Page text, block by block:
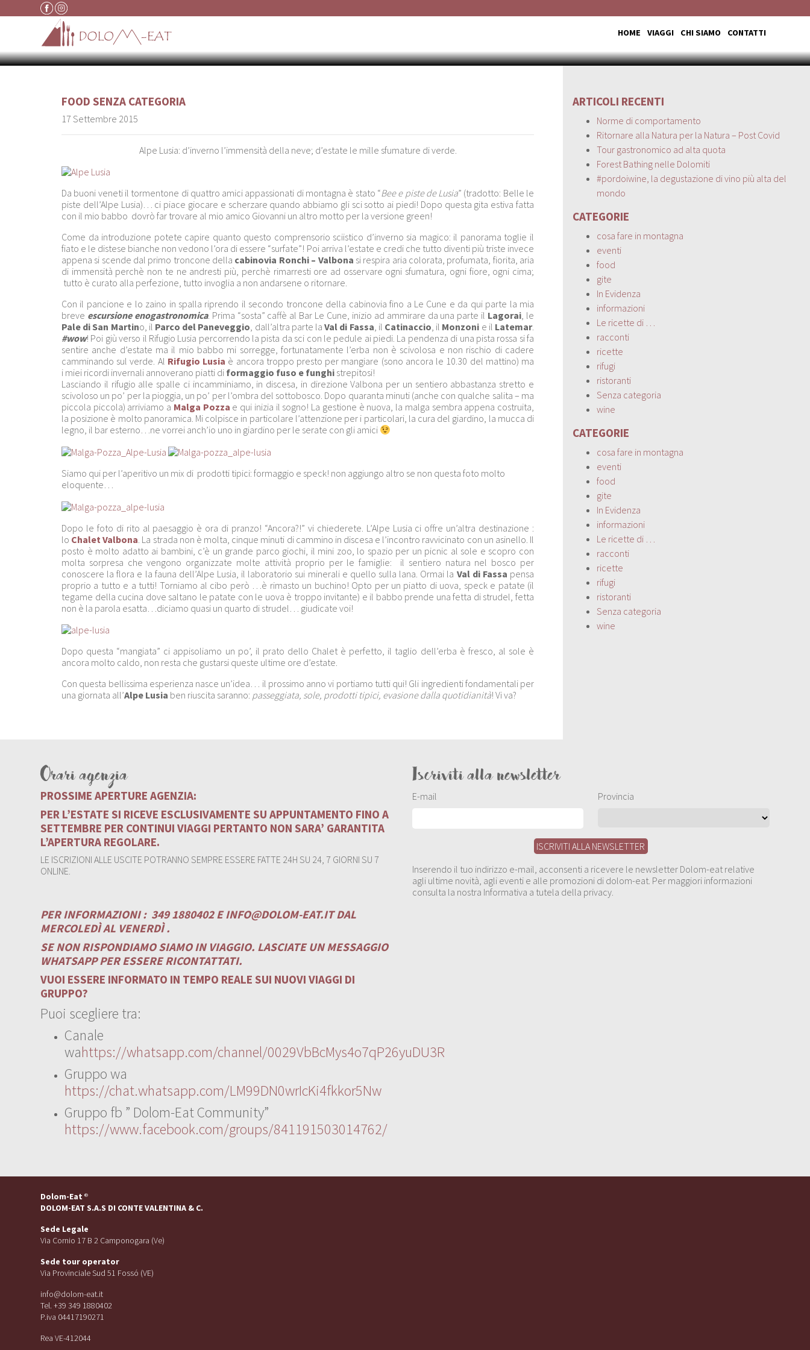
Vai al contenuto
HOME VIAGGI CHI SIAMO CONTATTI
FOOD SENZA CATEGORIA
17 Settembre 2015
Alpe Lusia: d’inverno l’immensità della neve; d’estate le mille sfumature di verde.
Da buoni veneti il tormentone di quattro amici appassionati di montagna è stato “Bee e piste de Lusia” (tradotto: Belle le
piste dell’Alpe Lusia)… ci piace giocare e scherzare quando abbiamo gli sci sotto ai piedi! Dopo questa gita estiva fatta
con il mio babbo dovrò far trovare al mio amico Giovanni un altro motto per la versione green!
Come da introduzione potete capire quanto questo comprensorio sciistico d’inverno sia magico: il panorama toglie il
fiato e le distese bianche non vedono l’ora di essere “surfate”! Poi arriva l’estate e credi che tutto diventi più triste invece
appena si scende dal primo troncone della cabinovia Ronchi – Valbona si respira aria colorata, profumata, fiorita, aria
di immensità perchè non te ne andresti più, perchè rimarresti ore ad osservare ogni sfumatura, ogni fiore, ogni cima;
tutto è curato alla perfezione, tutto invoglia a non andarsene o ritornare.
Con il pancione e lo zaino in spalla riprendo il secondo troncone della cabinovia fino a Le Cune e da qui parte la mia
breve escursione enogastronomica. Prima “sosta” caffè al Bar Le Cune, inizio ad ammirare da una parte il Lagorai, le
Pale di San Martino, il Parco del Paneveggio, dall’altra parte laVal di Fassa, il Catinaccio, il Monzoni e il Latemar.
#wow! Poi giù verso il Rifugio Lusia percorrendo la pista da sci con le pedule ai piedi. La pendenza di una pista rossa si fa
sentire anche d’estate ma il mio babbo mi sorregge, fortunatamente l’erba non è scivolosa e non rischio di cadere
camminando sul verde. Al Rifugio Lusia è ancora troppo presto per mangiare (sono ancora le 10.30 del mattino) ma
i miei ricordi invernali annoverano piatti di formaggio fuso e funghi strepitosi!
Lasciando il rifugio alle spalle ci incamminiamo, in discesa, in direzione Valbona per un sentiero abbastanza stretto e
scivoloso un po’ per la pioggia, un po’ per l’ombra del sottobosco. Dopo quaranta minuti (anche con qualche salita – ma
piccola piccola) arriviamo a Malga Pozza e qui inizia il sogno! La gestione è nuova, la malga sembra appena costruita,
la posizione è molto panoramica. Mi colpisce in particolare l’attenzione per i particolari, la cura del giardino, la mucca di
legno, il bar esterno…ne vorrei anch’io uno in giardino per le serate con gli amici
Siamo qui per l’aperitivo un mix di prodotti tipici: formaggio e speck! non aggiungo altro se non questa foto molto
eloquente…
Dopo le foto di rito al paesaggio è ora di pranzo! “Ancora?!” vi chiederete. L’Alpe Lusia ci offre un’altra destinazione :
lo Chalet Valbona . La strada non è molta, cinque minuti di cammino in discesa e l’incontro ravvicinato con un asinello. Il
posto è molto adatto ai bambini, c’è un grande parco giochi, il mini zoo, lo spazio per un picnic al sole e scopro con
molta sorpresa che vengono organizzate molte attività proprio per le famiglie: il sentiero natura nel bosco per
conoscere la flora e la fauna dell’Alpe Lusia, il laboratorio sui minerali e quello sulla lana. Ormai la Val di Fassa pensa
proprio a tutto e a tutti! Torniamo al cibo però …è rimasto un buchino! Opto per un piatto di uova, speck e patate (il
tegame della cucina dove saltano le patate con le uova è troppo invitante) e il babbo prende una fetta di strudel, fetta
non è la parola esatta…diciamo quasi un quarto di strudel… giudicate voi!
Dopo questa “mangiata” ci appisoliamo un po’, il prato dello Chalet è perfetto, il taglio dell’erba è fresco, al sole è
ancora molto caldo, non resta che gustarsi queste ultime ore d’estate.
Con questa bellissima esperienza nasce un’idea… il prossimo anno vi portiamo tutti qui! Gli ingredienti fondamentali per
una giornata all’Alpe Lusia ben riuscita saranno: passeggiata, sole, prodotti tipici, evasione dalla quotidianità! Vi va?
ARTICOLI RECENTI
Norme di comportamento
Ritornare alla Natura per la Natura – Post Covid
Tour gastronomico ad alta quota
Forest Bathing nelle Dolomiti
#pordoiwine, la degustazione di vino più alta del
mondo
CATEGORIE
cosa fare in montagna
eventi
food
gite
In Evidenza
informazioni
Le ricette di …
racconti
ricette
rifugi
ristoranti
Senza categoria
wine
CATEGORIE
cosa fare in montagna
eventi
food
gite
In Evidenza
informazioni
Le ricette di …
racconti
ricette
rifugi
ristoranti
Senza categoria
wine
Orari agenzia
PROSSIME APERTURE AGENZIA:
PER L’ESTATE SI RICEVE ESCLUSIVAMENTE SU APPUNTAMENTO FINO A
SETTEMBRE PER CONTINUI VIAGGI PERTANTO NON SARA’ GARANTITA
L’APERTURA REGOLARE.
LE ISCRIZIONI ALLE USCITE POTRANNO SEMPRE ESSERE FATTE 24H SU 24, 7 GIORNI SU 7
ONLINE.
PER INFORMAZIONI : 349 1880402 EINFO@DOLOM-EAT.ITDAL
MERCOLEDÌ AL VENERDÌ .
SE NON RISPONDIAMO SIAMO IN VIAGGIO. LASCIATE UN MESSAGGIO
WHATSAPP PER ESSERE RICONTATTATI.
VUOI ESSERE INFORMATO IN TEMPO REALE SUI NUOVI VIAGGI DI
GRUPPO?
Puoi scegliere tra:
Canale
wahttps://whatsapp.com/channel/0029VbBcMys4o7qP26yuDU3R
Gruppo wa
https://chat.whatsapp.com/LM99DN0wrIcKi4fkkor5Nw
Gruppo fb ” Dolom-Eat Community”
https://www.facebook.com/groups/841191503014762/
Iscriviti alla newsletter
E-mail Provincia
Inserendo il tuo indirizzo e-mail, acconsenti a ricevere le newsletter Dolom-eat relative
agli ultime novità, agli eventi e alle promozioni di dolom-eat. Per maggiori informazioni
consulta la nostra Informativa a tutela della privacy.
Dolom-Eat ®
DOLOM-EAT S.A.S DI CONTE VALENTINA & C.
Sede Legale
Via Cornio 17 B 2 Camponogara (Ve)
Sede tour operator
Via Provinciale Sud 51 Fossó (VE)
info@dolom-eat.it
Tel. +39 349 1880402
P.iva 04417190271
Rea VE-412044